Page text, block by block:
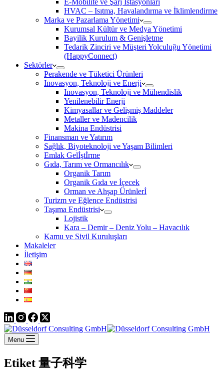
E-Mobilite ve Şarj İstasyonları
HVAC – Isıtma, Havalandırma ve İklimlendirme
Marka ve Pazarlama Yönetimi
Kurumsal Kültür ve Medya Yönetimi
Bayilik Kurulum & Genişletme
Tedarik Zinciri ve Müşteri Yolculuğu Yönetimi
(HappyConnect)
Sektörler
Perakende ve Tüketici Ürünleri
Inovasyon, Teknoloji ve Enerji
Inovasyon, Teknoloji ve Mühendislik
Yenilenebilir Enerji
Kimyasallar ve Gelişmiş Maddeler
Metaller ve Madencilik
Makina Endüstrisi
Finansman ve Yatırım
Sağlık, Biyoteknoloji ve Yaşam Bilimleri
Emlak Gelİştİrme
Gıda, Tarım ve Ormancılık
Organik Tarım
Organik Gıda ve İçecek
Orman ve Ahşap Ürünlerİ
Turizm ve Eğlence Endüstrisi
Taşıma Endüstrisi
Lojistik
Kara – Demir – Deniz Yolu – Havacılık
Kamu ve Sivil Kuruluşları
Makaleler
İletişim
Menu
Etiket 量子科学